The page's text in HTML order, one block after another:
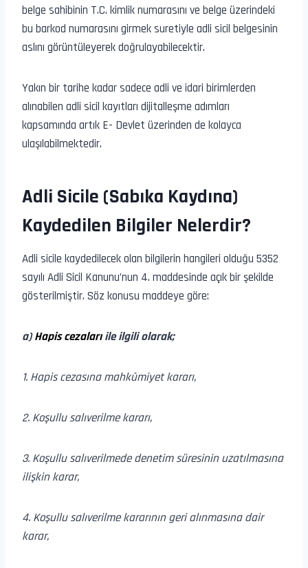
belge sahibinin T.C. kimlik numarasını ve belge üzerindeki
bu barkod numarasını girmek suretiyle adli sicil belgesinin
aslını görüntüleyerek doğrulayabilecektir.
Yakın bir tarihe kadar sadece adli ve idari birimlerden
alınabilen adli sicil kayıtları dijitalleşme adımları
kapsamında artık E- Devlet üzerinden de kolayca
ulaşılabilmektedir.
Adli Sicile (Sabıka Kaydına)
Kaydedilen Bilgiler Nelerdir?
Adli sicile kaydedilecek olan bilgilerin hangileri olduğu 5352
sayılı Adli Sicil Kanunu’nun 4. maddesinde açık bir şekilde
gösterilmiştir. Söz konusu maddeye göre:
a)Hapis cezalarıile ilgili olarak;
1. Hapis cezasına mahkûmiyet kararı,
2. Koşullu salıverilme kararı,
3. Koşullu salıverilmede denetim süresinin uzatılmasına
ilişkin karar,
4. Koşullu salıverilme kararının geri alınmasına dair
karar,